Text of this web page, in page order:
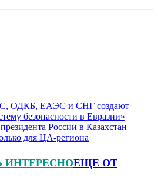
ОДКБ, ЕАЭС и СНГ создают
безопасности в Евразии»
России в Казахстан –
для ЦА-региона
ИНТЕРЕСНОЕЩЕ ОТ